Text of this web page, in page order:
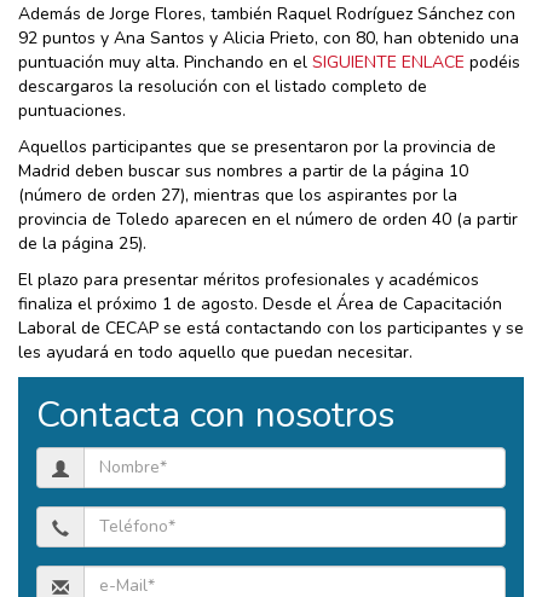
Además de Jorge Flores, también Raquel Rodríguez Sánchez con
92 puntos y Ana Santos y Alicia Prieto, con 80, han obtenido una
puntuación muy alta. Pinchando en el SIGUIENTE ENLACE podéis
descargaros la resolución con el listado completo de
puntuaciones.
Aquellos participantes que se presentaron por la provincia de
Madrid deben buscar sus nombres a partir de la página 10
(número de orden 27), mientras que los aspirantes por la
provincia de Toledo aparecen en el número de orden 40 (a partir
de la página 25).
El plazo para presentar méritos profesionales y académicos
finaliza el próximo 1 de agosto. Desde el Área de Capacitación
Laboral de CECAP se está contactando con los participantes y se
les ayudará en todo aquello que puedan necesitar.
Contacta con nosotros